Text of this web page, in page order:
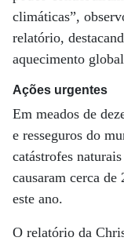
climáticas”,
relatório,
aquecimento
Ações urgentes
Em meados de
e resseguros do
catástrofes
causaram cerca
este ano.
O relatório da